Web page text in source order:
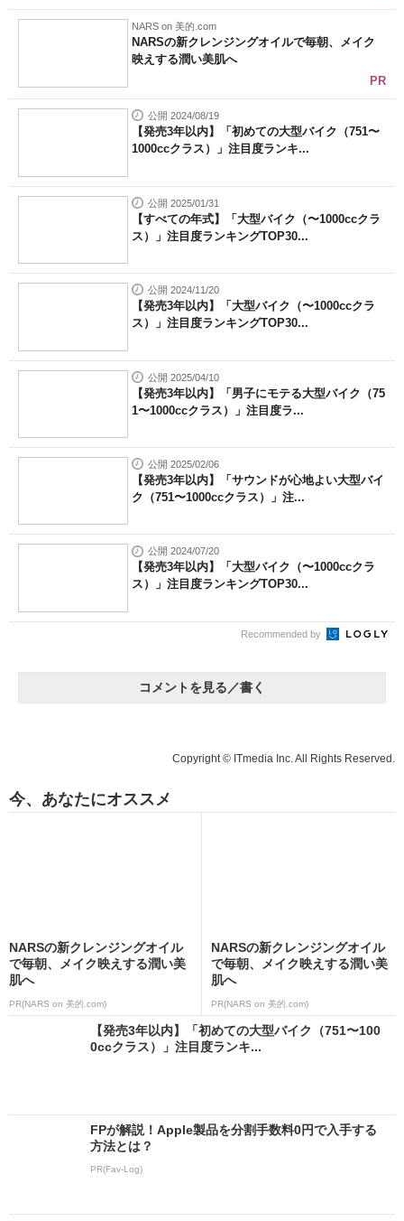
NARS on 美的.com
NARSの新クレンジングオイルで毎朝、メイク
映えする潤い美肌へ
PR
公開 2024/08/19
【発売3年以内】「初めての大型バイク（751〜
1000ccクラス）」注目度ランキ...
公開 2025/01/31
【すべての年式】「大型バイク（〜1000ccクラ
ス）」注目度ランキングTOP30...
公開 2024/11/20
【発売3年以内】「大型バイク（〜1000ccクラ
ス）」注目度ランキングTOP30...
公開 2025/04/10
【発売3年以内】「男子にモテる大型バイク（75
1〜1000ccクラス）」注目度ラ...
公開 2025/02/06
【発売3年以内】「サウンドが心地よい大型バイ
ク（751〜1000ccクラス）」注...
公開 2024/07/20
【発売3年以内】「大型バイク（〜1000ccクラ
ス）」注目度ランキングTOP30...
Recommended by
コメントを見る／書く
Copyright © ITmedia Inc. All Rights Reserved.
今、あなたにオススメ
NARSの新クレンジングオイル
で毎朝、メイク映えする潤い美
肌へ
PR(NARS on 美的.com)
NARSの新クレンジングオイル
で毎朝、メイク映えする潤い美
肌へ
PR(NARS on 美的.com)
【発売3年以内】「初めての大型バイク（751〜100
0ccクラス）」注目度ランキ...
FPが解説！Apple製品を分割手数料0円で入手する
方法とは？
PR(Fav-Log)